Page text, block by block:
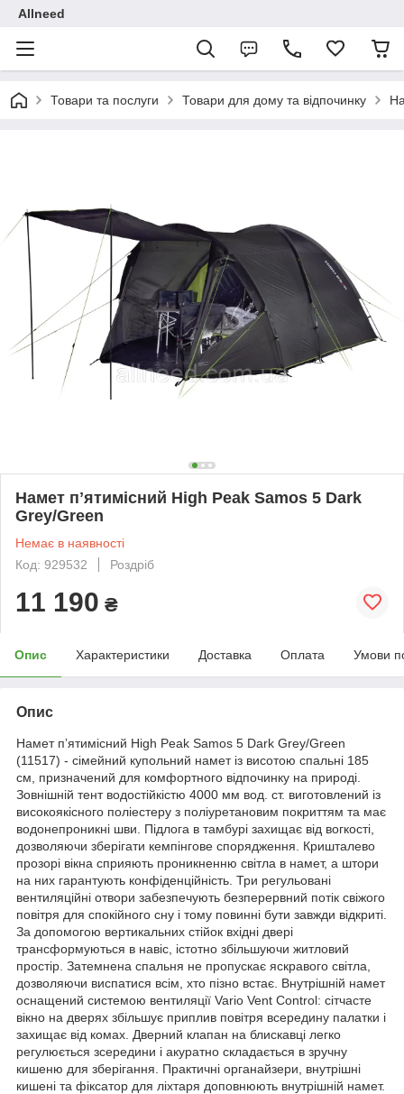
Allneed
Товари та послуги Товари для дому та відпочинку
Намет пʼятимісний High Peak Samos 5 Dark
Grey/Green
Немає в наявності
Код: 929532
Роздріб
11 190 ₴
Опис Характеристики Доставка Оплата Умови
Опис
Намет пʼятимісний High Peak Samos 5 Dark Grey/Green
(11517) - сімейний купольний намет із висотою спальні 185
см, призначений для комфортного відпочинку на природі.
Зовнішній тент водостійкістю 4000 мм вод. ст. виготовлений із
високоякісного поліестеру з поліуретановим покриттям та має
водонепроникні шви. Підлога в тамбурі захищає від вогкості,
дозволяючи зберігати кемпінгове спорядження. Кришталево
прозорі вікна сприяють проникненню світла в намет, а штори
на них гарантують конфіденційність. Три регульовані
вентиляційні отвори забезпечують безперервний потік свіжого
повітря для спокійного сну і тому повинні бути завжди відкриті.
За допомогою вертикальних стійок вхідні двері
трансформуються в навіс, істотно збільшуючи житловий
простір. Затемнена спальня не пропускає яскравого світла,
дозволяючи виспатися всім, хто пізно встає. Внутрішній намет
оснащений системою вентиляції Vario Vent Control: сітчасте
вікно на дверях збільшує приплив повітря всередину палатки і
захищає від комах. Дверний клапан на блискавці легко
регулюється зсередини і акуратно складається в зручну
кишеню для зберігання. Практичні органайзери, внутрішні
кишені та фіксатор для ліхтаря доповнюють внутрішній намет.